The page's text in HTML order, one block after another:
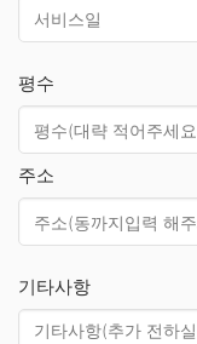
평수
주소
기타사항